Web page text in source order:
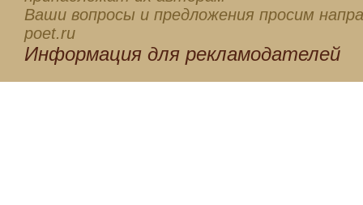
Ваши вопросы и предложения просим
poet.ru
Информация для рекламодателей